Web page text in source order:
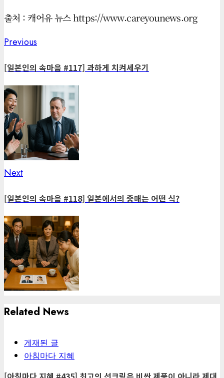
출처 : 캐어유 뉴스 https://www.careyounews.org
Post
navigation
Previous
[일본인의 속마음 #117] 과하게 치켜세우기
NextNext
[일본인의 속마음 #118] 일본에서의 중매는 어떤 식?
Related News
게재된 글
아침마다 지혜